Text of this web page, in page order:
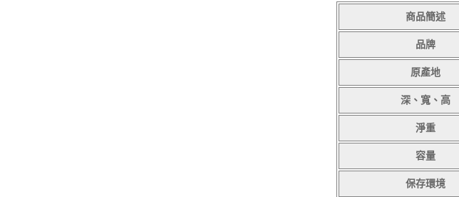
商品簡述
品牌
原產地
深、寬、高
淨重
容量
保存環境